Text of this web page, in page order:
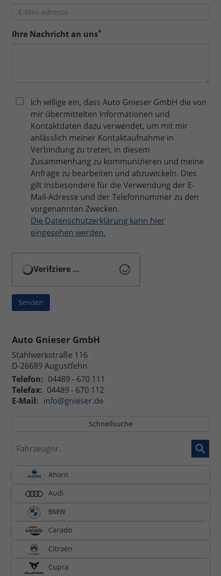
Ihre Nachricht an uns*
Ich willige ein, dass Auto Gnieser GmbH die von
mir übermittelten Informationen und
Kontaktdaten dazu verwendet, um mit mir
anlässlich meiner Kontaktaufnahme in
Verbindung zu treten, in diesem
Zusammenhang zu kommunizieren und meine
Anfrage zu bearbeiten und abzuwickeln. Dies
gilt insbesondere für die Verwendung der E-
Mail-Adresse und der Telefonnummer zu den
vorgenannten Zwecken.
Die Datenschutzerklärung kann hier
eingesehen werden.
Verifziere …
Senden
Auto Gnieser GmbH
Stahlwerkstraße 116
D-26689 Augustfehn
Telefon: 04489 - 670 111
Telefax: 04489 - 670 112
E-Mail: info@gnieser.de
Schnellsuche
Fahrzeugnr.
Ahorn
Audi
BMW
Carado
Citroën
Cupra